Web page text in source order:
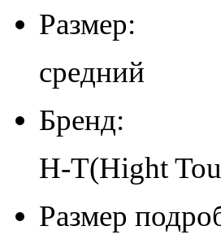
Размер:
средний
Бренд:
H-T(Hight
Размер